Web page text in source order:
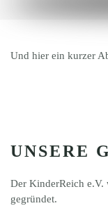
Und hier ein kurzer
UNSERE
Der KinderReich e.V.
gegründet.